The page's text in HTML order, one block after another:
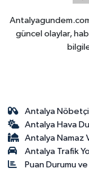
güncel olaylar,
Antalya
Antalya Hava
Antalya Namaz
Antalya Trafik
Puan Durumu